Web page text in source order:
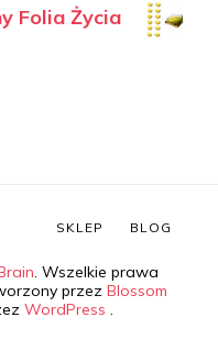
Folia Życia
. Wszelkie prawa
przez Blossom
WordPress .
SKLEP BLOG